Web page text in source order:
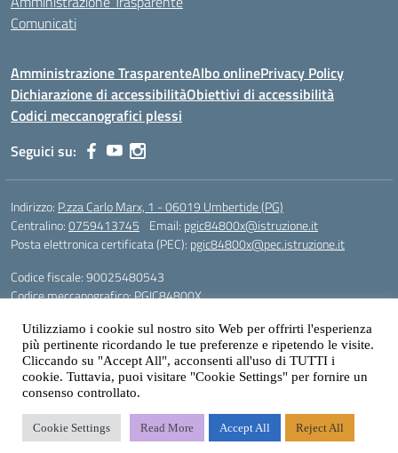
Comunicati
Amministrazione TrasparenteAlbo onlinePrivacy Policy
Dichiarazione di accessibilitàObiettivi di accessibilità
Codici meccanografici plessi
Seguici su:
Indirizzo: P.zza Carlo Marx, 1 - 06019 Umbertide (PG)
Centralino:0759413745 Email: pgic84800x@istruzione.it
Posta elettronica certificata (PEC): pgic84800x@pec.istruzione.it
Codice fiscale: 90025480543
Codice meccanografico:PGIC84800X
Gestione sito web: prof. Paolo Chitarrai
Utilizziamo i cookie sul nostro sito Web per offrirti l'esperienza
più pertinente ricordando le tue preferenze e ripetendo le visite.
Cliccando su "Accept All", acconsenti all'uso di TUTTI i
cookie. Tuttavia, puoi visitare "Cookie Settings" per fornire un
consenso controllato.
Cookie Settings Read More Accept All Reject All